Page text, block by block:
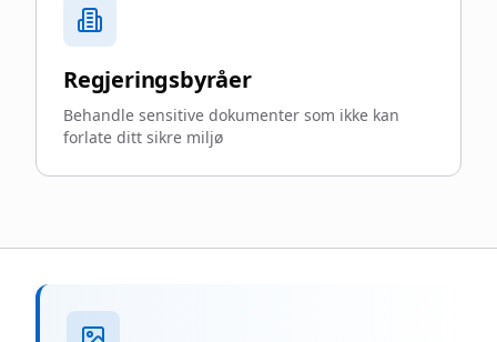
Regjeringsbyråer
Behandle sensitive dokumenter som ikke kan
forlate ditt sikre miljø